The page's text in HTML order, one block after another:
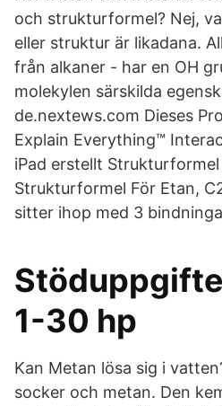
och strukturformel? Nej,
eller struktur är likadana.
från alkaner - har en OH
molekylen särskilda
de.nextews.com Dieses
Explain Everything™
iPad erstellt
Strukturformel För Etan,
sitter ihop med 3
1-30 hp
Kan Metan lösa sig i
socker och metan. Den